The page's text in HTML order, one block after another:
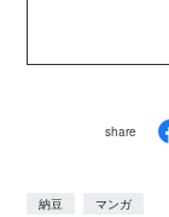
のお子さんが
share
納豆 マンガ